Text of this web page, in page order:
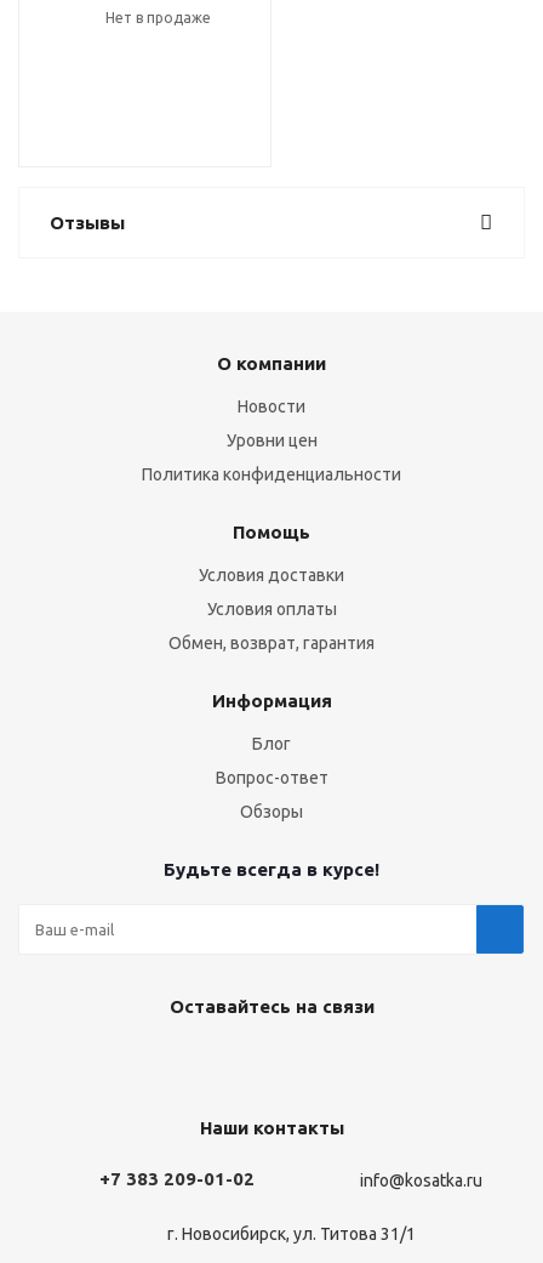
Нет в продаже
Отзывы
О компании
Новости
Уровни цен
Политика конфиденциальности
Помощь
Условия доставки
Условия оплаты
Обмен, возврат, гарантия
Информация
Блог
Вопрос-ответ
Обзоры
Будьте всегда в курсе!
Оставайтесь на связи
Наши контакты
+7 383 209-01-02 info@kosatka.ru
г. Новосибирск, ул. Титова 31/1